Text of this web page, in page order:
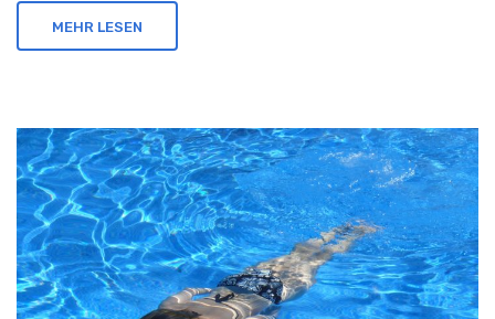
MEHR LESEN